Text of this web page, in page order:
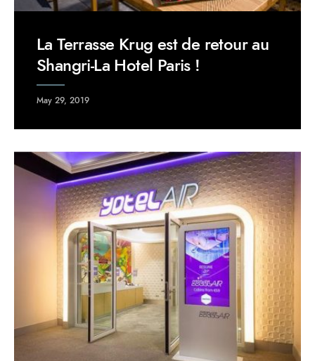
La Terrasse Krug est de retour au
Shangri-La Hotel Paris !
May 29, 2019